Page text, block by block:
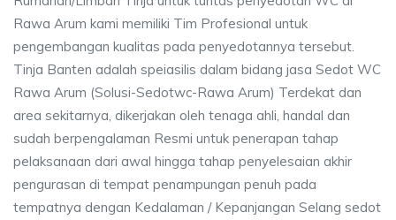
Rawa Arum kami memiliki Tim Profesional untuk
pengembangan kualitas pada penyedotannya tersebut.
Tinja Banten adalah speiasilis dalam bidang jasa Sedot WC
Rawa Arum (Solusi-Sedotwc-Rawa Arum) Terdekat dan
area sekitarnya, dikerjakan oleh tenaga ahli, handal dan
sudah berpengalaman Resmi untuk penerapan tahap
pelaksanaan dari awal hingga tahap penyelesaian akhir
pengurasan di tempat penampungan penuh pada
tempatnya dengan Kedalaman / Kepanjangan Selang sedot